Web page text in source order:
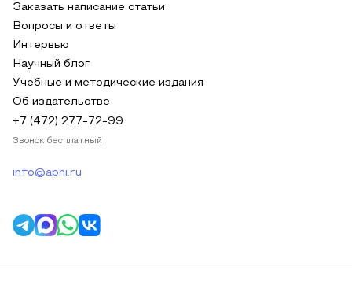
Заказать написание статьи
Вопросы и ответы
Интервью
Научный блог
Учебные и методические издания
Об издательстве
+7 (472) 277-72-99
Звонок бесплатный
info@apni.ru